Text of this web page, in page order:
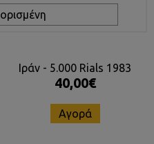
Ιράν - 5.000 Rials 1983
40,00€
Αγορά